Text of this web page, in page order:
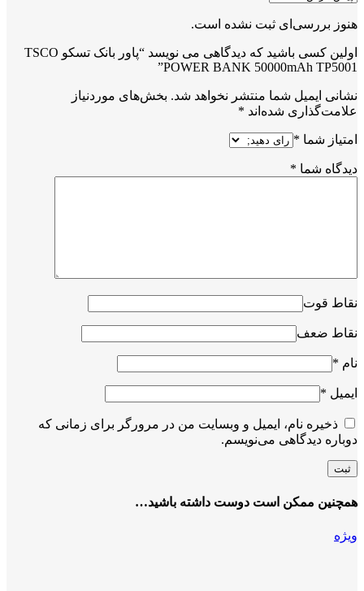
هنوز بررسی‌ای ثبت نشده است.
اولین کسی باشید که دیدگاهی می نویسد “پاور بانک تسکو TSCO
POWER BANK 50000mAh TP5001”
نشانی ایمیل شما منتشر نخواهد شد. بخش‌های موردنیاز
علامت‌گذاری شده‌اند *
امتیاز شما *
دیدگاه شما *
نقاط قوت
نقاط ضعف
نام *
ایمیل *
ذخیره نام، ایمیل و وبسایت من در مرورگر برای زمانی که
دوباره دیدگاهی می‌نویسم.
همچنین ممکن است دوست داشته باشید…
ویژه